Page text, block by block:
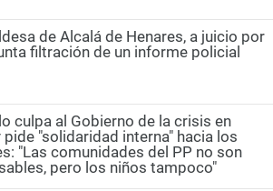
de Alcalá de Henares, a juicio por
filtración de un informe policial
culpa al Gobierno de la crisis en
pide "solidaridad interna" hacia los
"Las comunidades del PP no son
pero los niños tampoco"